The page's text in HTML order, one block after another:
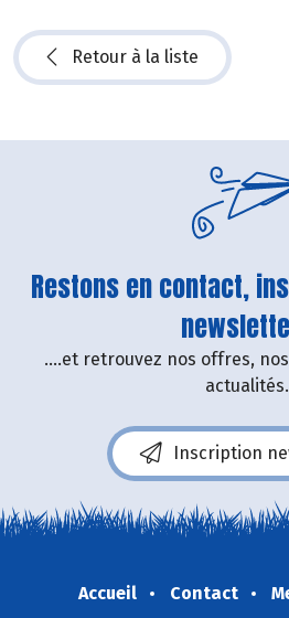
Retour à la liste
Restons en contact,
....et retrouvez nos offres,
actualités.
Inscription
Accueil Contact